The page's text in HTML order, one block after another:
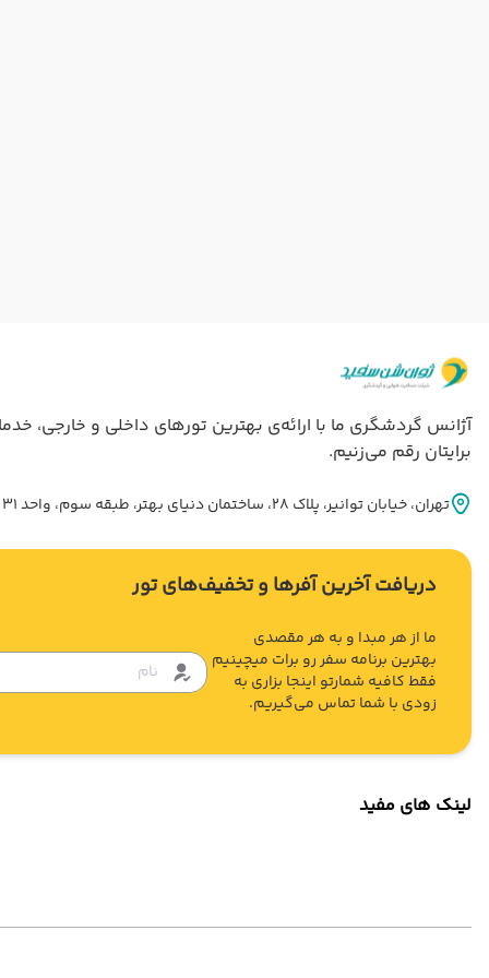
برایتان رقم می‌زنیم.
تهران، خيابان توانير، پلاک 28، ساختمان دنياي بهتر، طبقه سوم، واحد 31
دریافت آخرین آفرها و تخفیف‌های تور
ما از هر مبدا و به هر مقصدی
بهترین برنامه سفر رو برات میچینیم
فقط کافیه شمارتو اینجا بزاری به
زودی با شما تماس می‌گیریم.
لینک های مفید